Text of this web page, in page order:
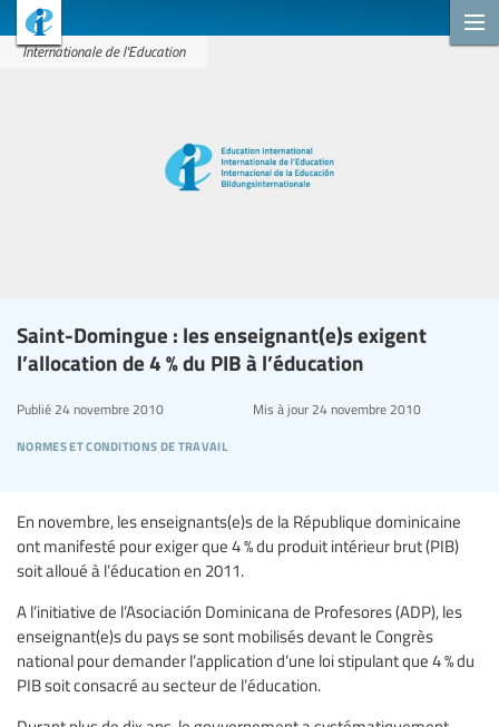
Internationale de l'Education
Saint-Domingue : les enseignant(e)s exigent
l’allocation de 4 % du PIB à l’éducation
normes et conditions de travail
Publié 24 novembre 2010 Mis à jour24 novembre 2010
En novembre, les enseignants(e)s de la République dominicaine
ont manifesté pour exiger que 4 % du produit intérieur brut (PIB)
soit alloué à l’éducation en 2011.
A l’initiative de l’Asociación Dominicana de Profesores (ADP), les
enseignant(e)s du pays se sont mobilisés devant le Congrès
national pour demander l’application d’une loi stipulant que 4 % du
PIB soit consacré au secteur de l’éducation.